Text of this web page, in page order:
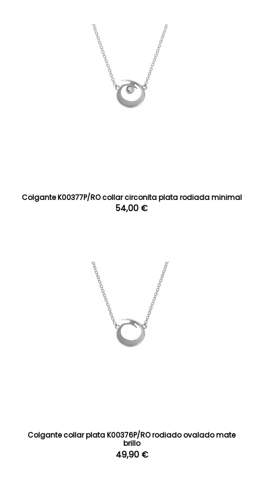
Colgante K00377P/RO collar circonita plata rodiada minimal
54,00 €
Colgante collar plata K00376P/RO rodiado ovalado mate
brillo
49,90 €